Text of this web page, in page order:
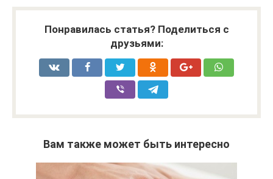
Понравилась статья? Поделиться с
друзьями:
Вам также может быть интересно